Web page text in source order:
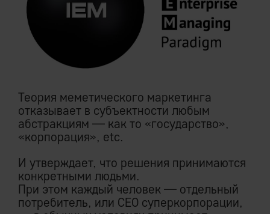
Теория меметического маркетинга
отказывает в субъектности любым
абстракциям — как то «государство»,
«корпорация», etc.
И утверждает, что решения принимаются
конкретными людьми.
При этом каждый человек — отдельный
потребитель, или CEO суперкорпорации,